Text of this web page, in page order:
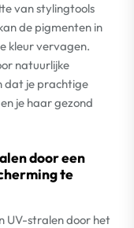
van stylingtools
de pigmenten in
kleur vervagen.
natuurlijke
dat je prachtige
je haar gezond
door een
te
UV-stralen door het